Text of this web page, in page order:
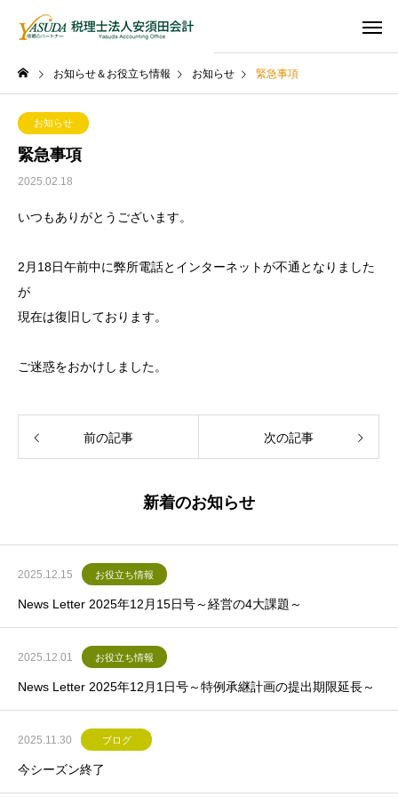
お知らせ＆お役立ち情報 お知らせ 緊急事項
お知らせ
緊急事項
2025.02.18
いつもありがとうございます。
2月18日午前中に弊所電話とインターネットが不通となりました
が
現在は復旧しております。
ご迷惑をおかけしました。
前の記事 次の記事
新着のお知らせ
2025.12.15 お役立ち情報
News Letter 2025年12月15日号～経営の4大課題～
2025.12.01 お役立ち情報
News Letter 2025年12月1日号～特例承継計画の提出期限延長～
2025.11.30 ブログ
今シーズン終了